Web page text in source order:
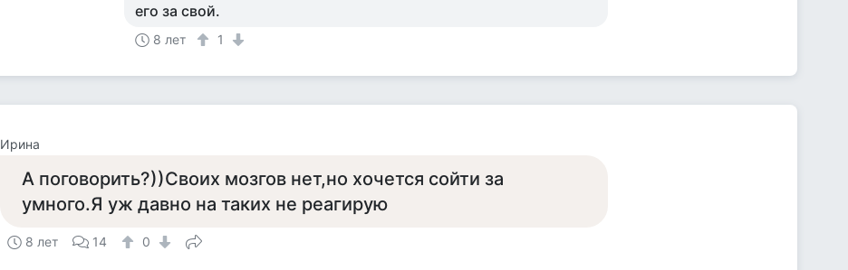
его за свой.
8 лет 1
Ирина
А поговорить?))Своих мозгов нет,но хочется сойти за
умного.Я уж давно на таких не реагирую
8 лет 14 0